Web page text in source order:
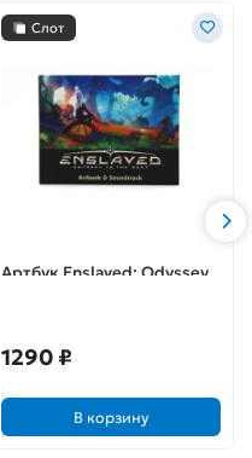
Слот
Артбук Enslaved: Odyssey
1290 ₽
В корзину